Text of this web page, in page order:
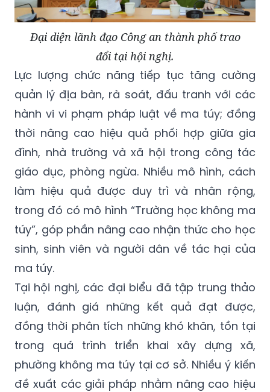
Đại diện lãnh đạo Công an thành phố trao
đổi tại hội nghị.
Lực lượng chức năng tiếp tục tăng cường
quản lý địa bàn, rà soát, đấu tranh với các
hành vi vi phạm pháp luật về ma túy; đồng
thời nâng cao hiệu quả phối hợp giữa gia
đình, nhà trường và xã hội trong công tác
giáo dục, phòng ngừa. Nhiều mô hình, cách
làm hiệu quả được duy trì và nhân rộng,
trong đó có mô hình “Trường học không ma
túy”, góp phần nâng cao nhận thức cho học
sinh, sinh viên và người dân về tác hại của
ma túy.
Tại hội nghị, các đại biểu đã tập trung thảo
luận, đánh giá những kết quả đạt được,
đồng thời phân tích những khó khăn, tồn tại
trong quá trình triển khai xây dựng xã,
phường không ma túy tại cơ sở. Nhiều ý kiến
đề xuất các giải pháp nhằm nâng cao hiệu